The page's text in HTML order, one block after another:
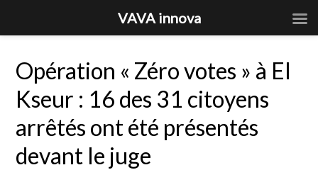
Opération « Zéro votes » à El
Kseur : 16 des 31 citoyens
arrêtés ont été présentés
devant le juge
VAVA innova